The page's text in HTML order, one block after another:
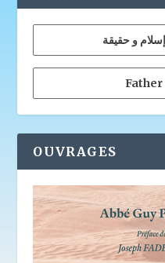
و حقيقة
Father
OUVRAGES